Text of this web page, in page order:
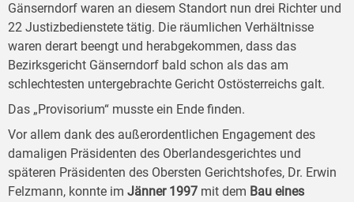
Gänserndorf waren an diesem Standort nun drei Richter und
22 Justizbedienstete tätig. Die räumlichen Verhältnisse
waren derart beengt und herabgekommen, dass das
Bezirksgericht Gänserndorf bald schon als das am
schlechtesten untergebrachte Gericht Ostösterreichs galt.
Das „Provisorium“ musste ein Ende finden.
Vor allem dank des außerordentlichen Engagement des
damaligen Präsidenten des Oberlandesgerichtes und
späteren Präsidenten des Obersten Gerichtshofes, Dr. Erwin
Felzmann, konnte im Jänner 1997 mit dem Bau eines